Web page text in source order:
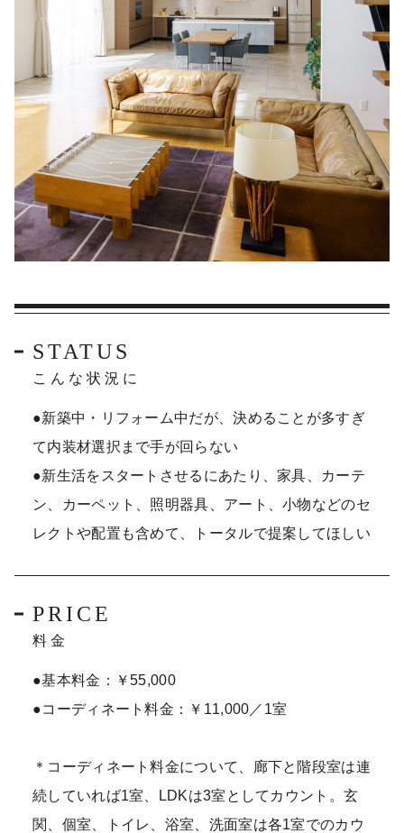
STATUS
こんな状況に
●新築中・リフォーム中だが、決めることが多すぎ
て内装材選択まで手が回らない
●新生活をスタートさせるにあたり、家具、カーテ
ン、カーペット、照明器具、アート、小物などのセ
レクトや配置も含めて、トータルで提案してほしい
PRICE
料金
●基本料金：￥55,000
●コーディネート料金：￥11,000／1室
＊コーディネート料金について、廊下と階段室は連
続していれば1室、LDKは3室としてカウント。玄
関、個室、トイレ、浴室、洗面室は各1室でのカウ